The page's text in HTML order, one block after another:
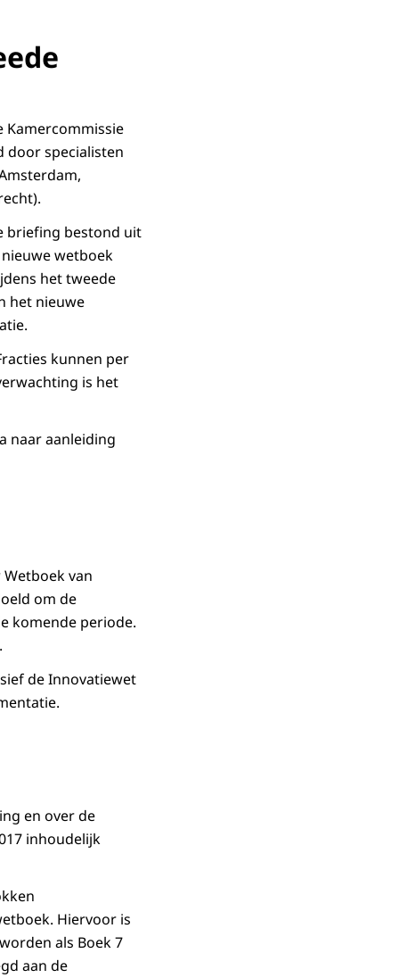
Kamercommissie
door specialisten
briefing bestond uit
wetboek
het tweede
het nieuwe
kunnen per
is het
naar aanleiding
van
om de
komende periode.
de Innovatiewet
en over de
inhoudelijk
Hiervoor is
als Boek 7
aan de